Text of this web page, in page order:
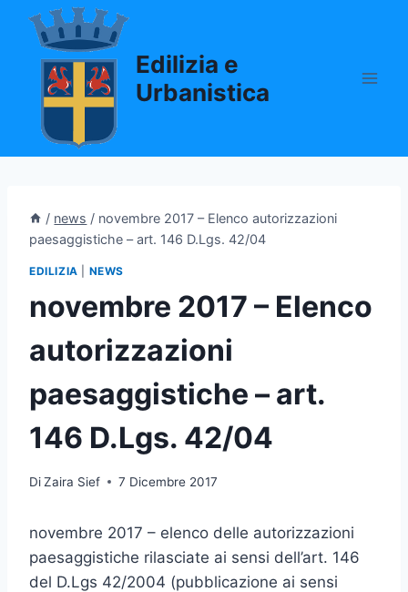
Salta
contenuto
Edilizia e
Urbanistica
/ news / novembre 2017 – Elenco autorizzazioni
paesaggistiche – art. 146 D.Lgs. 42/04
EDILIZIA NEWS
novembre 2017 – Elenco
autorizzazioni
paesaggistiche – art.
146 D.Lgs. 42/04
DiZaira Sief 7 Dicembre 2017
novembre 2017 – elenco delle autorizzazioni
paesaggistiche rilasciate ai sensi dell’art. 146
del D.Lgs 42/2004 (pubblicazione ai sensi